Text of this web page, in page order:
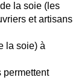
la soie (les
et artisans
la soie) à
permettent